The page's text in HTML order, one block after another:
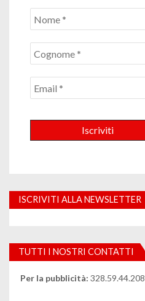
ISCRIVITI ALLA NEWSLETTER
TUTTI I NOSTRI CONTATTI
Per la pubblicità: 328.59.44.208